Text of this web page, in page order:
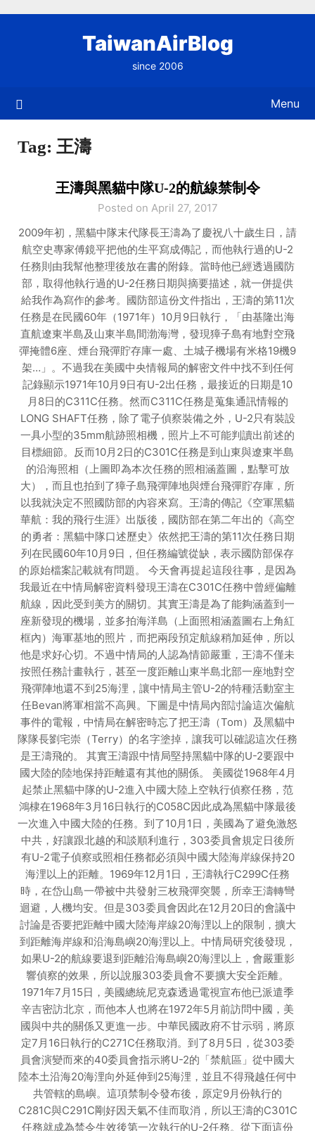
TaiwanAirBlog
since 2006
Menu
Tag: 王濤
王濤與黑貓中隊U-2的航線禁制令
Posted on April 27, 2017
2009年初，黑貓中隊末代隊長王濤為了慶祝八十歲生日，請
航空史專家傅鏡平把他的生平寫成傳記，而他執行過的U-2
任務則由我幫他整理後放在書的附錄。當時他已經透過國防
部，取得他執行過的U-2任務日期與摘要描述，就一併提供
給我作為寫作的參考。國防部這份文件指出，王濤的第11次
任務是在民國60年（1971年）10月9日執行，「由基隆出海
直航遼東半島及山東半島間渤海灣，發現獐子島有地對空飛
彈掩體6座、煙台飛彈貯存庫一處、土城子機場有米格19機9
架…」。不過我在美國中央情報局的解密文件中找不到任何
記錄顯示1971年10月9日有U-2出任務，最接近的日期是10
月8日的C311C任務。然而C311C任務是蒐集通訊情報的
LONG SHAFT任務，除了電子偵察裝備之外，U-2只有裝設
一具小型的35mm航跡照相機，照片上不可能判讀出前述的
目標細節。反而10月2日的C301C任務是到山東與遼東半島
的沿海照相（上圖即為本次任務的照相涵蓋圖，點擊可放
大），而且也拍到了獐子島飛彈陣地與煙台飛彈貯存庫，所
以我就決定不照國防部的內容來寫。王濤的傳記《空軍黑貓
華航：我的飛行生涯》出版後，國防部在第二年出的《高空
的勇者：黑貓中隊口述歷史》依然把王濤的第11次任務日期
列在民國60年10月9日，但任務編號從缺，表示國防部保存
的原始檔案記載就有問題。 今天會再提起這段往事，是因為
我最近在中情局解密資料發現王濤在C301C任務中曾經偏離
航線，因此受到美方的關切。其實王濤是為了能夠涵蓋到一
座新發現的機場，並多拍海洋島（上面照相涵蓋圖右上角紅
框內）海軍基地的照片，而把兩段預定航線稍加延伸，所以
他是求好心切。不過中情局的人認為情節嚴重，王濤不僅未
按照任務計畫執行，甚至一度距離山東半島北部一座地對空
飛彈陣地還不到25海浬，讓中情局主管U-2的特種活動室主
任Bevan將軍相當不高興。下圖是中情局內部討論這次偏航
事件的電報，中情局在解密時忘了把王濤（Tom）及黑貓中
隊隊長劉宅崇（Terry）的名字塗掉，讓我可以確認這次任務
是王濤飛的。 其實王濤跟中情局堅持黑貓中隊的U-2要跟中
國大陸的陸地保持距離還有其他的關係。 美國從1968年4月
起禁止黑貓中隊的U-2進入中國大陸上空執行偵察任務，范
鴻棣在1968年3月16日執行的C058C因此成為黑貓中隊最後
一次進入中國大陸的任務。到了10月1日，美國為了避免激怒
中共，好讓跟北越的和談順利進行，303委員會規定日後所
有U-2電子偵察或照相任務都必須與中國大陸海岸線保持20
海浬以上的距離。1969年12月1日，王濤執行C299C任務
時，在岱山島一帶被中共發射三枚飛彈突襲，所幸王濤轉彎
迴避，人機均安。但是303委員會因此在12月20日的會議中
討論是否要把距離中國大陸海岸線20海浬以上的限制，擴大
到距離海岸線和沿海島嶼20海浬以上。中情局研究後發現，
如果U-2的航線要退到距離沿海島嶼20海浬以上，會嚴重影
響偵察的效果，所以說服303委員會不要擴大安全距離。
1971年7月15日，美國總統尼克森透過電視宣布他已派遣季
辛吉密訪北京，而他本人也將在1972年5月前訪問中國，美
國與中共的關係又更進一步。中華民國政府不甘示弱，將原
定7月16日執行的C271C任務取消。到了8月5日，從303委
員會演變而來的40委員會指示將U-2的「禁航區」從中國大
陸本土沿海20海浬向外延伸到25海浬，並且不得飛越任何中
共管轄的島嶼。這項禁制令發布後，原定9月份執行的
C281C與C291C剛好因天氣不佳而取消，所以王濤的C301C
任務就成為禁令生效後第一次執行的U-2任務。從下面這份